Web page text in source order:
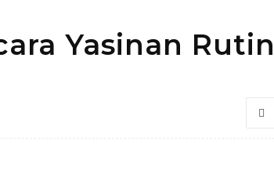
Yasinan Rutin